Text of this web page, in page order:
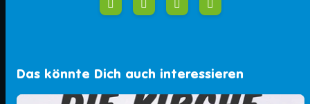
Das könnte Dich auch interessieren